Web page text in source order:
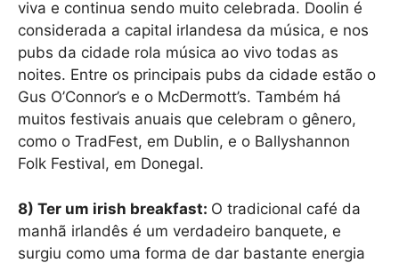
viva e continua sendo muito celebrada. Doolin é
considerada a capital irlandesa da música, e nos
pubs da cidade rola música ao vivo todas as
noites. Entre os principais pubs da cidade estão o
Gus O’Connor’s e o McDermott’s. Também há
muitos festivais anuais que celebram o gênero,
como o TradFest, em Dublin, e o Ballyshannon
Folk Festival, em Donegal.
8) Ter um irish breakfast: O tradicional café da
manhã irlandês é um verdadeiro banquete, e
surgiu como uma forma de dar bastante energia